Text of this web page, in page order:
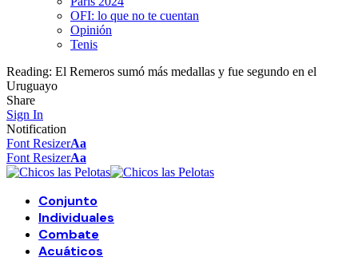
OFI: lo que no te cuentan
Opinión
Tenis
Reading: El Remeros sumó más medallas y fue segundo en el
Uruguayo
Share
Sign In
Notification
Font ResizerAa
Font ResizerAa
Conjunto
Individuales
Combate
Acuáticos